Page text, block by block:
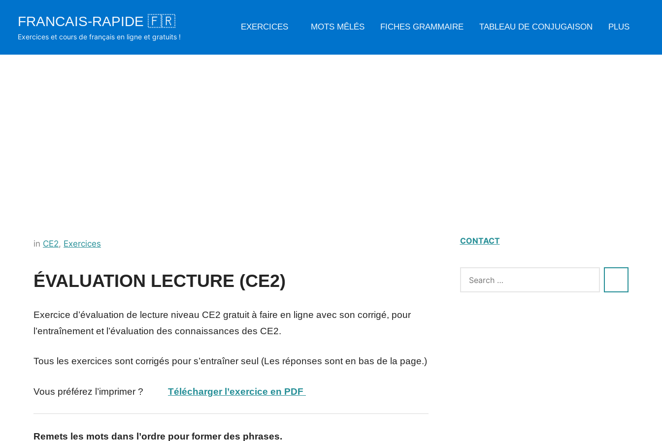
content
FRANCAIS-RAPIDE 🇫🇷
Exercices et cours de français en ligne et gratuits !
EXERCICES MOTS MÊLÉS FICHES GRAMMAIRE TABLEAU DE CONJUGAISON PLUS
Posted
10
juillet
by
rapide
in CE2, Exercices
ÉVALUATION LECTURE (CE2)
Exercice d’évaluation de lecture niveau CE2 gratuit à faire en ligne avec son corrigé, pour
l’entraînement et l’évaluation des connaissances des CE2.
Tous les exercices sont corrigés pour s’entraîner seul (Les réponses sont en bas de la page.)
Vous préférez l’imprimer ? Télécharger l’exercice en PDF
Remets les mots dans l’ordre pour former des phrases.
CONTACT